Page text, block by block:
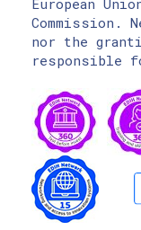
Commission.
nor the
responsible